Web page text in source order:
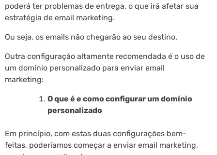
poderá ter problemas de entrega, o que irá afetar sua
estratégia de email marketing.
Ou seja, os emails não chegarão ao seu destino.
Outra configuração altamente recomendada é o uso de
um domínio personalizado para enviar email
marketing:
O que é e como configurar um domínio
personalizado
Em princípio, com estas duas configurações bem-
feitas, poderíamos começar a enviar email marketing,